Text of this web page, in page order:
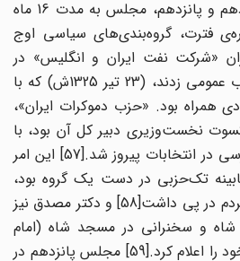
در میانه‌ی دوره‌های چهاردهم و پانزدهم، مجلس به مدت 16 ماه
فترت، گروه‌بندی‌های سیاسی اوج
«شرکت نفت ایران و انگلیس» در
خوزستان دست به اعتصاب عمومی زدند، (23 تیر 1325ش) که با
بود. «حزب دموکرات ایران»،
نخست‌وزیری دبیر کل آن بود، با
به دست آوردن هشتاد کرسی در انتخابات پیروز شد.[57] این امر
تک‌حزبی در دست یک گروه بود،
مخالفت‌هایی را از سوی مردم در پی داشت[58] و دکتر مصدق نیز
و سخنرانی در مسجد شاه (امام
خمینی کنونی)، مخالفت خود را اعلام کرد.[59] مجلس پانزدهم در